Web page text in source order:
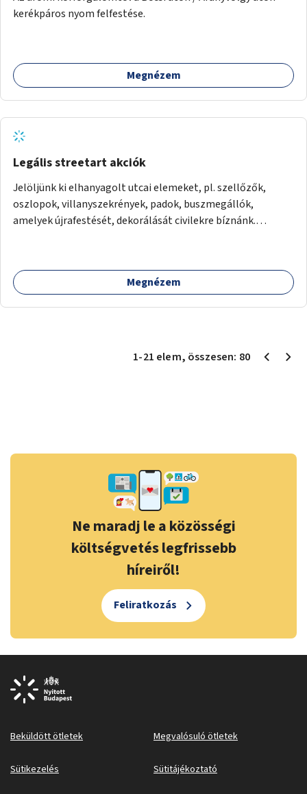
kerékpáros nyom felfestése.
Megnézem
Legális streetart akciók
Jelöljünk ki elhanyagolt utcai elemeket, pl. szellőzők,
oszlopok, villanyszekrények, padok, buszmegállók,
amelyek újrafestését, dekorálását civilekre bíznánk.
Megnézem
1-21 elem, összesen: 80
Ne maradj le a közösségi
költségvetés legfrissebb
híreiről!
Feliratkozás
Beküldött ötletek Megvalósuló ötletek
Sütikezelés Sütitájékoztató